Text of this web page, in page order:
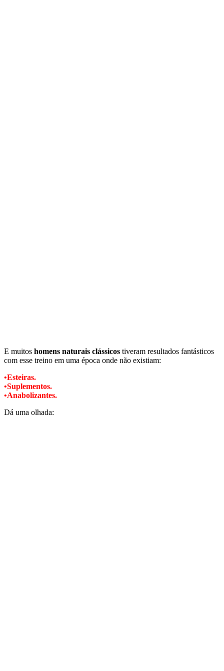
E muitos homens naturais clássicos tiveram resultados fantásticos
com esse treino em uma época onde não existiam:
•Esteiras.
•Suplementos.
•Anabolizantes.
Dá uma olhada: